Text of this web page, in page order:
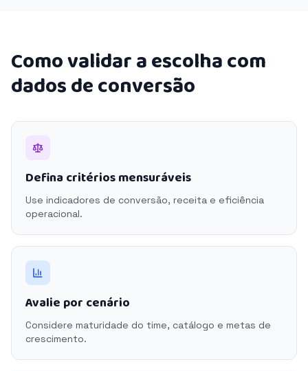
Como validar a escolha com
dados de conversão
Defina critérios mensuráveis
Use indicadores de conversão, receita e eficiência
operacional.
Avalie por cenário
Considere maturidade do time, catálogo e metas de
crescimento.